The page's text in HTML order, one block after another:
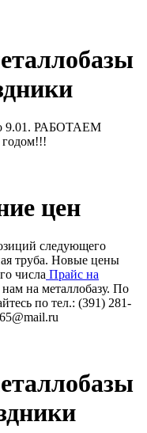
9.01. РАБОТАЕМ
годом!!!
цен
следующего
труба. Новые цены
числа Прайс на
на металлобазу. По
по тел.: (391) 281-